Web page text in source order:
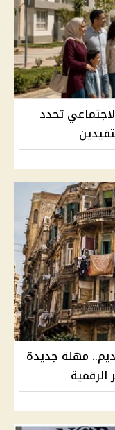
تحدد
مهلة جديدة